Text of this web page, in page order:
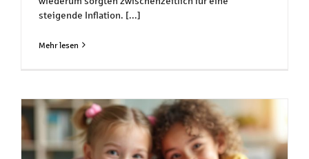
steigende Inflation. [...]
Mehr lesen